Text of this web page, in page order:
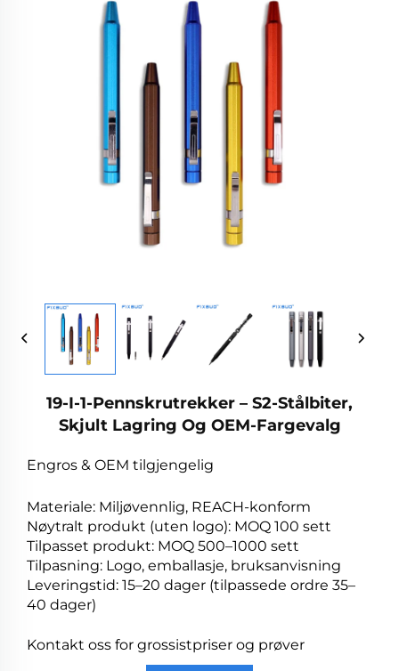
19-I-1-Pennskrutrekker – S2-Stålbiter,
Skjult Lagring Og OEM-Fargevalg
Engros & OEM tilgjengelig
Materiale: Miljøvennlig, REACH-konform
Nøytralt produkt (uten logo): MOQ 100 sett
Tilpasset produkt: MOQ 500–1000 sett
Tilpasning: Logo, emballasje, bruksanvisning
Leveringstid: 15–20 dager (tilpassede ordre 35–
40 dager)
Kontakt oss for grossistpriser og prøver